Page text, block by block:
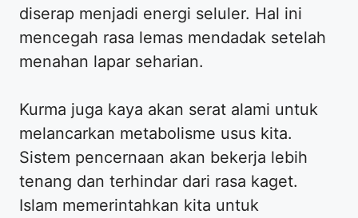
diserap menjadi energi seluler. Hal ini
mencegah rasa lemas mendadak setelah
menahan lapar seharian.
Kurma juga kaya akan serat alami untuk
melancarkan metabolisme usus kita.
Sistem pencernaan akan bekerja lebih
tenang dan terhindar dari rasa kaget.
Islam memerintahkan kita untuk